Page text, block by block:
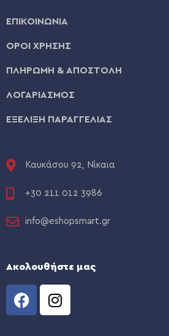
ΕΠΙΚΟΙΝΩΝΙΑ
ΟΡΟΙ ΧΡΗΣΗΣ
ΠΛΗΡΩΜΗ & ΑΠΟΣΤΟΛΗ
ΛΟΓΑΡΙΑΣΜΟΣ
ΕΞΕΛΙΞΗ ΠΑΡΑΓΓΕΛΙΑΣ
Καυκάσου 92, Νίκαια
+30 211 012 3986
info@eshopsmart.gr
Ακολουθήστε μας